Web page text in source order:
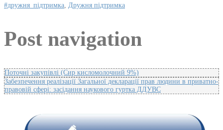
#дружня_підтримка, Дружня підтримка
Post navigation
Поточні закупівлі (Сир кисломолочний 9%)
Забезпечення реалізації Загальної декларації прав людини в приватно-
правовій сфері: засідання наукового гуртка ДДУВС